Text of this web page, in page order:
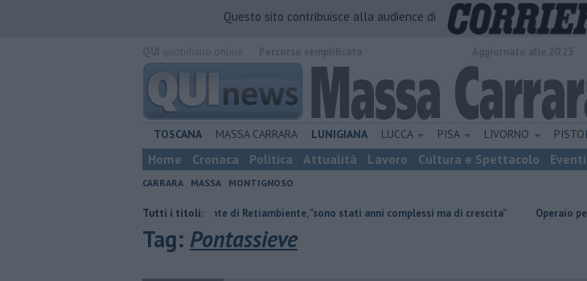
Questo sito contribuisce alla audience di
TOSCANA MASSA CARRARA LUNIGIANA LUCCA PISA LIVORNO
Home Cronaca Politica Attualità Lavoro Cultura e Spettacolo Eventi
CARRARA MASSA MONTIGNOSO
Tutti i titoli:
Il saluto del presidente di Retiambiente, "sono stati anni complessi ma di crescita" Operaio perde la vita
Tag: Pontassieve